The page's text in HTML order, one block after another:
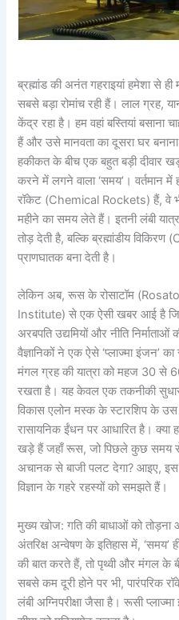
ब्रह्मांड की अनंत गहराइयां हमेशा से
सबसे बड़ा रोमांच रही हैं। लाल ग्रह,
केंद्र रहा है। हम वहां बस्तियां बसाना
हैं और उसे मानवता का दूसरा घर
हकीकत के बीच एक बहुत बड़ी दीवार
करने में लगने वाला ‘समय’। वर्तमान
रॉकेट (Chemical Rockets) हैं, वे
महीने का समय लेते हैं। इतनी लंबी
तोड़ देती है, बल्कि ब्रह्मांडीय
प्राणघातक बना देती है।
लेकिन अब, रूस के रोसाटॉम
Institute) से एक ऐसी खबर आई है
अरबपति उद्यमियों और नीति
वैज्ञानिकों ने एक ऐसे ‘प्लाज्मा इंजन’
मंगल ग्रह की यात्रा को महज 30 से
रखता है। यह केवल एक तकनीकी
विकास एलोन मस्क के स्टारशिप के उस
रासायनिक ईंधन पर आधारित है। क्या
खड़े हैं जहाँ रूस, जो पिछले कुछ समय से
अचानक से बाजी पलट देगा? आइए,
विज्ञान के गहरे रहस्यों को समझते हैं।
मुख्य खोज: गति की बाधाओं को तोड़ना
अंतरिक्ष अन्वेषण के इतिहास में,
की बात करते हैं, तो पृथ्वी और मंगल के
सबसे कम दूरी होने पर भी, पारंपरिक
लंबी अग्निपरीक्षा जैसा है। रूसी